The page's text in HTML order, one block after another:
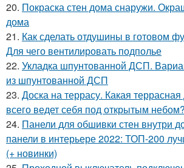
20. Покраска стен дома снаружи.
дома
21. Как сделать отдушины в готовом
Для чего вентилировать подполье
22. Укладка шпунтованной ДСП.
из шпунтованной ДСП
23. Доска на террасу. Какая
всего ведет себя под открытым небом?
24. Панели для обшивки стен внутри
панели в интерьере 2022: ТОП-200
(+ новинки)